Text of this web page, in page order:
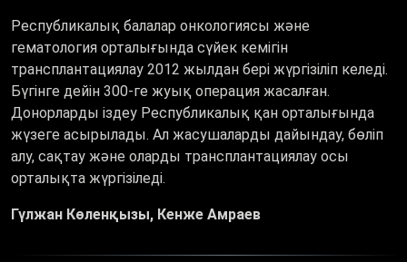
Республикалық балалар онкологиясы және
гематология орталығында сүйек кемігін
трансплантациялау 2012 жылдан бері жүргізіліп келеді.
Бүгінге дейін 300-ге жуық операция жасалған.
Донорларды іздеу Республикалық қан орталығында
жүзеге асырылады. Ал жасушаларды дайындау, бөліп
алу, сақтау және оларды трансплантациялау осы
орталықта жүргізіледі.
Гүлжан Көленқызы, Кенже Амраев